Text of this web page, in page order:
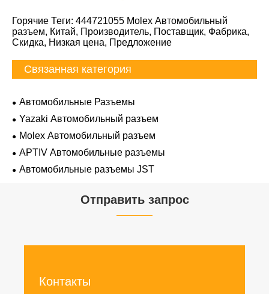
Горячие Теги: 444721055 Molex Автомобильный
разъем, Китай, Производитель, Поставщик, Фабрика,
Скидка, Низкая цена, Предложение
Связанная категория
Автомобильные Разъемы
Yazaki Автомобильный разъем
Molex Автомобильный разъем
APTIV Автомобильные разъемы
Автомобильные разъемы JST
Отправить запрос
Контакты